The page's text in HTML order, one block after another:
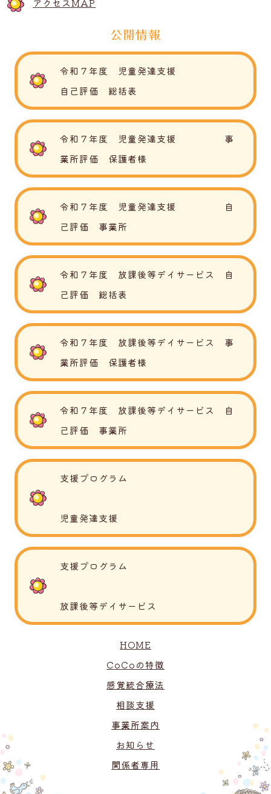
アクセスMAP
公開情報
令和７年度 児童発達支援
自己評価 総括表
令和７年度 児童発達支援 事
業所評価 保護者様
令和７年度 児童発達支援 自
己評価 事業所
令和７年度 放課後等デイサービス 自
己評価 総括表
令和７年度 放課後等デイサービス 事
業所評価 保護者様
令和７年度 放課後等デイサービス 自
己評価 事業所
支援プログラム
児童発達支援
支援プログラム
放課後等デイサービス
HOME
CoCoの特徴
感覚統合療法
相談支援
事業所案内
お知らせ
関係者専用